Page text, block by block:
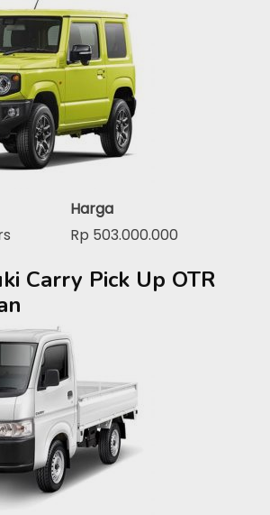
Harga
Rp 503.000.000
Carry Pick Up OTR